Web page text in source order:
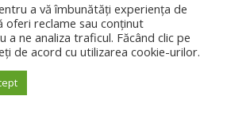
a vă îmbunătăți experiența de
oferi reclame sau conținut
a ne analiza traficul. Făcând clic pe
de acord cu utilizarea cookie-urilor.